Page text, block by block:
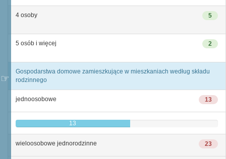
5
4 osoby
2
5 osób i więcej
Gospodarstwa domowe zamieszkujące w mieszkaniach według składu
rodzinnego
13
jednoosobowe
13
23
wieloosobowe jednorodzinne